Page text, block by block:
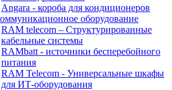
Angara - короба для кондиционеров
оборудование
RAM telecom – Структурированные
кабельные системы
RAMbatt - источники бесперебойного
питания
RAM Telecom - Универсальные шкафы
для ИТ-оборудования